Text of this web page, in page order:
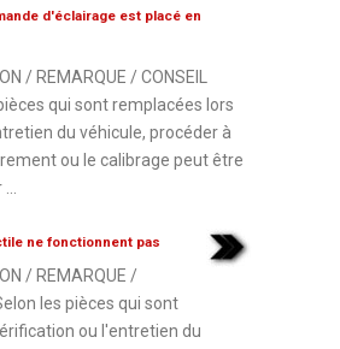
d'éclairage est placé en
/ REMARQUE / CONSEIL
qui sont remplacées lors
du véhicule, procéder à
ou le calibrage peut être
ne fonctionnent pas
/ REMARQUE /
les pièces qui sont
ou l'entretien du